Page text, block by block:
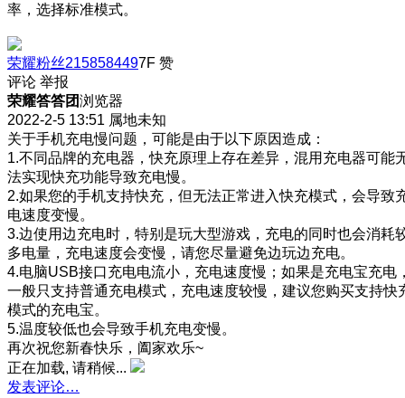
率，选择标准模式。
荣耀粉丝2158584497F 赞
评论 举报
荣耀答答团浏览器
2022-2-5 13:51 属地未知
关于手机充电慢问题，可能是由于以下原因造成：
1.不同品牌的充电器，快充原理上存在差异，混用充电器可能
法实现快充功能导致充电慢。
2.如果您的手机支持快充，但无法正常进入快充模式，会导致
电速度变慢。
3.边使用边充电时，特别是玩大型游戏，充电的同时也会消耗
多电量，充电速度会变慢，请您尽量避免边玩边充电。
4.电脑USB接口充电电流小，充电速度慢；如果是充电宝充电
一般只支持普通充电模式，充电速度较慢，建议您购买支持快
模式的充电宝。
5.温度较低也会导致手机充电变慢。
再次祝您新春快乐，阖家欢乐~
正在加载, 请稍候...
发表评论…